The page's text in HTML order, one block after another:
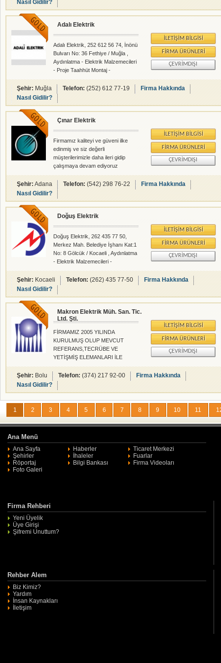
Nasıl Gidilir?
Adalı Elektrik
Adalı Elektrik, 252 612 56 74, İnönü
Bulvarı No: 36 Fethiye / Muğla ,
Aydınlatma - Elektrik Malzemecileri
- Proje Taahhüt Montaj -
rehberalem.com alanlarında faliyet
gösteren firmamızdır.
İLETIŞIM BILGISI
FIRMA ÜRÜNLERI
ÇEVRIMDIŞI
Şehir:Muğla Telefon:(252) 612 77-19
Firma Hakkında
Nasıl Gidilir?
Çınar Elektrik
Firmamız kaliteyi ve güveni ilke
edinmiş ve siz değerli
müşterilerimizle daha ileri gidip
çalışmaya devam ediyoruz
İLETIŞIM BILGISI
FIRMA ÜRÜNLERI
ÇEVRIMDIŞI
Şehir:Adana Telefon:(542) 298 76-22
Firma Hakkında
Nasıl Gidilir?
Doğuş Elektrik
Doğuş Elektrik, 262 435 77 50,
Merkez Mah. Belediye İşhanı Kat:1
No: 8 Gölcük / Kocaeli , Aydınlatma
- Elektrik Malzemecileri -
rehberalem.com alanlarında faliyet
gösteren firmamızdır.
İLETIŞIM BILGISI
FIRMA ÜRÜNLERI
ÇEVRIMDIŞI
Şehir:Kocaeli Telefon:(262) 435 77-50
Firma Hakkında
Nasıl Gidilir?
Makron Elektrik Müh. San. Tic.
Ltd. Şti.
FİRMAMIZ 2005 YILINDA
KURULMUŞ OLUP MEVCUT
REFERANS,TECRÜBE VE
YETİŞMİŞ ELEMANLARI İLE
ELEKTRİK TAAHHÜT ALANINDA
HİZMET
VERMEKTEDİR.FİRMAMIZ
ÖZELLİKLE AKILLI VE KOMPLEKS
BİNALAR İÇİN ELEKTRİK
TESİSATI KONUSUNDA
UZMANLAŞMIŞTIR.
İLETIŞIM BILGISI
FIRMA ÜRÜNLERI
ÇEVRIMDIŞI
Şehir:Bolu Telefon:(374) 217 92-00
Firma Hakkında
Nasıl Gidilir?
1 2 3 4 5 6 7 8 9 10 11
Ana Menü
Ana Sayfa Haberler
Ticaret Merkezi
Şehirler
İhaleler
Fuarlar
Röportaj
Bilgi Bankası
Firma Videoları
Foto Galeri
Firma Rehberi
Yeni Üyelik
Üye Girişi
Şifremi Unuttum?
Rehber Alem
Biz Kimiz?
Yardım
İnsan Kaynakları
İletişim